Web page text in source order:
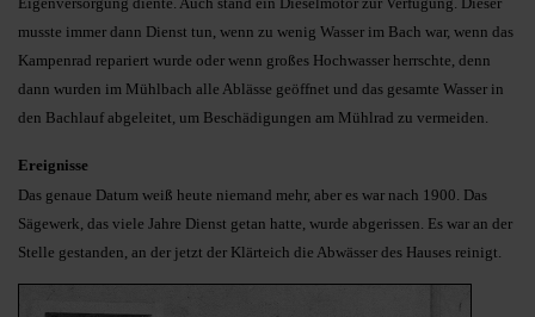
musste immer dann Dienst tun, wenn zu wenig Wasser im Bach war, wenn das
Kampenrad re­pa­riert wurde oder wenn großes Hochwasser herrschte, denn
dann wur­den im Mühlbach alle Ablässe geöffnet und das gesamte Wasser in
den Bachlauf abgeleitet, um Beschä­di­gungen am Mühlrad zu vermeiden.
Ereignisse
Das genaue Datum weiß heute niemand mehr, aber es war nach 1900. Das
Sägewerk, das viele Jahre Dienst getan hatte, wurde abgerissen. Es war an der
Stelle gestanden, an der jetzt der Klärteich die Abwässer des Hau­ses reinigt.